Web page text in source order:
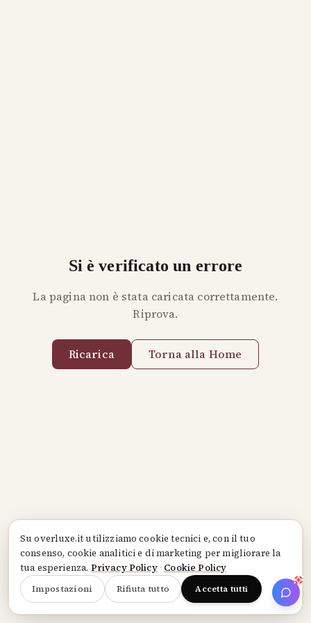
Suoverluxe.itutilizziamo cookie tecnici e, con il tuo
consenso, cookie analitici e di marketing per migliorare la
tua esperienza. Privacy Policy· Cookie Policy
Impostazioni Rifiuta tutto Accetta tutti
Si è verificato un errore
La pagina non è stata caricata correttamente.
Riprova.
Ricarica Torna alla Home